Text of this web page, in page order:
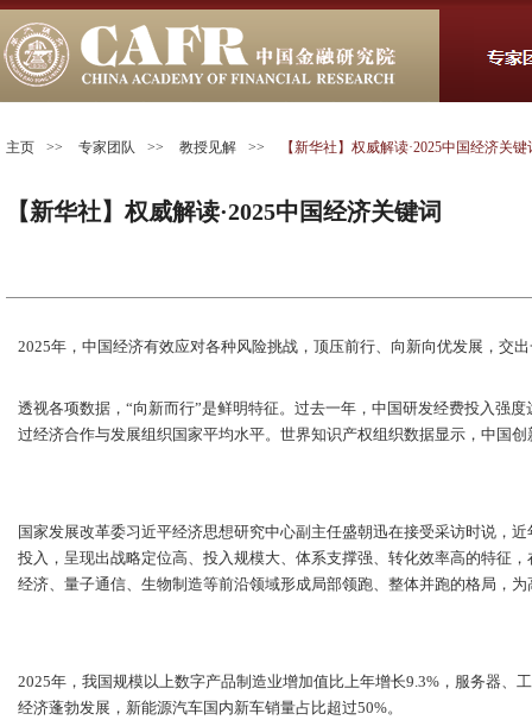
主页 >> 专家团队 >> 教授见解 >> 【新华社】权威解读·2025中国经济关键
【新华社】权威解读·2025中国经济关键词
2025年，中国经济有效应对各种风险挑战，顶压前行、向新向优发展，交
透视各项数据，“向新而行”是鲜明特征。过去一年，中国研发经费投入强
过经济合作与发展组织国家平均水平。世界知识产权组织数据显示，中国
国家发展改革委习近平经济思想研究中心副主任盛朝迅在接受采访时说，
投入，呈现出战略定位高、投入规模大、体系支撑强、转化效率高的特征
经济、量子通信、生物制造等前沿领域形成局部领跑、整体并跑的格局，
2025年，我国规模以上数字产品制造业增加值比上年增长9.3%，服务器、
经济蓬勃发展，新能源汽车国内新车销量占比超过50%。